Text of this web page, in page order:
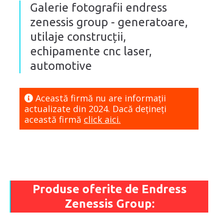
Galerie fotografii endress
zenessis group - generatoare,
utilaje construcții,
echipamente cnc laser,
automotive
Această firmă nu are informaţii
actualizate din 2024. Dacă dețineți
această firmă click aici.
Produse oferite de Endress
Zenessis Group: